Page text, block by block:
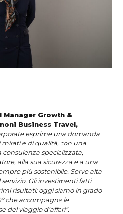
Manager Growth &
Business Travel,
esprime una domanda
mirati e di qualità, con una
specializzata,
alla sua sicurezza e a una
più sostenibile. Serve alta
Gli investimenti fatti
risultati: oggi siamo in grado
che accompagna le
del viaggio d’affari”.